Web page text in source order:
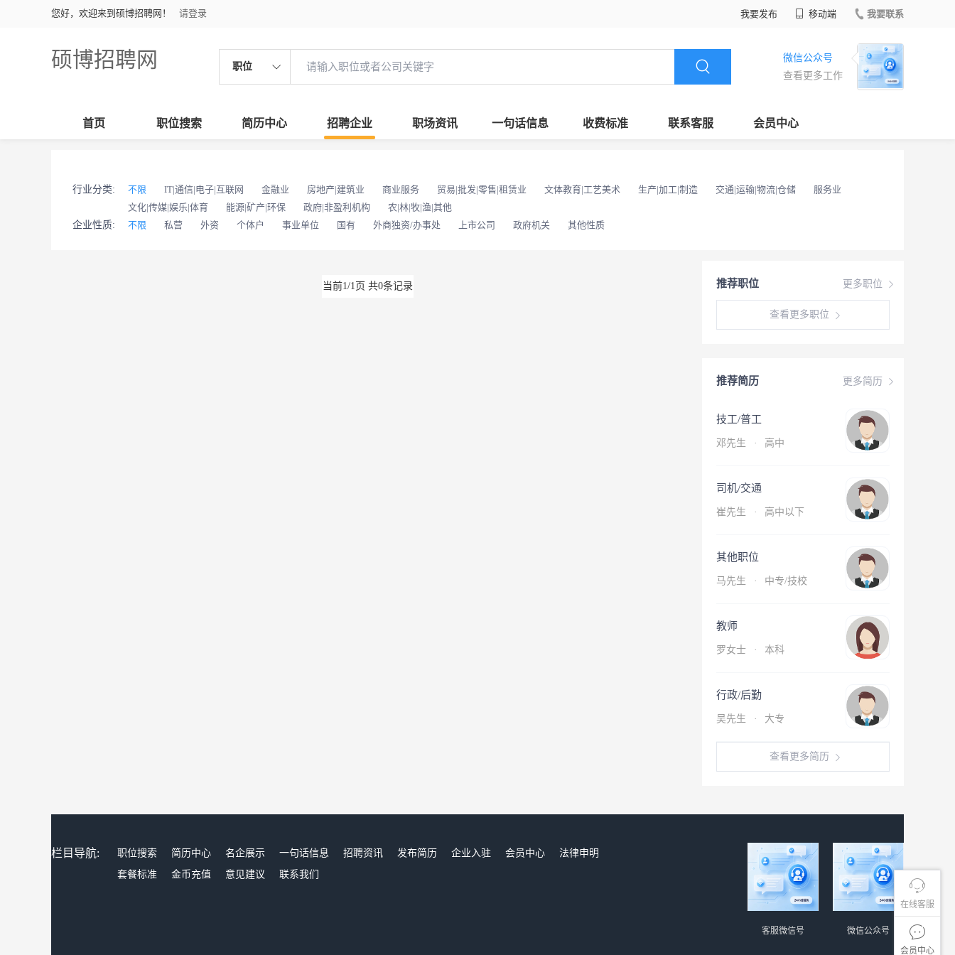
您好，欢迎来到硕博招聘网！ 请登录 我要发布 移动端 我要联系
硕博招聘网 职位
微信公众号
查看更多工作
首页 职位搜索 简历中心 招聘企业 职场资讯 一句话信息 收费标准 联系客服 会员中心
在线客服
会员中心
行业分类: 不限 IT|通信|电子|互联网 金融业 房地产|建筑业 商业服务 贸易|批发|零售|租赁业 文体教育|工艺美术 生产|加工|制造 交通|运输|物流|仓储
服务业
文化|传媒|娱乐|体育
能源|矿产|环保 政府|非盈利机构
农|林|牧|渔|其他
企业性质:
不限 私营 外资 个体户 事业单位 国有 外商独资/办事处 上市公司 政府机关 其他性质
更多职位
推荐职位
查看更多职位
更多简历
推荐简历
技工/普工
邓先生 · 高中
司机/交通
崔先生 · 高中以下
其他职位
马先生 · 中专/技校
教师
罗女士 · 本科
行政/后勤
吴先生 · 大专
查看更多简历
当前1/1页 共0条记录
栏目导航: 职位搜索 简历中心 名企展示 一句话信息 招聘资讯 发布简历 企业入驻 会员中心
法律申明
套餐标准
金币充值 意见建议 联系我们
微信公众号
客服微信号